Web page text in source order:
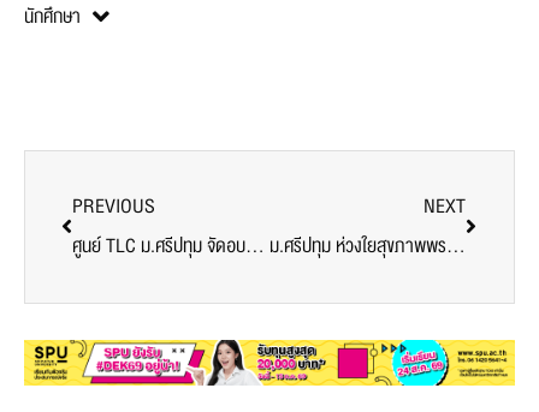
นักศึกษา
PREVIOUS
ศูนย์ TLC ม.ศรีปทุม จัดอบรมเชิงปฎิบัติการฯ มุ่งพัฒนาศักยภาพคณาจารย์ สู่ตำแหน่งทางวิชาการ
NEXT
ม.ศรีปทุม ห่วงใยสุขภาพพระภิกษุสงฆ์ ถวายหน้ากากป้องกันไวรัส COVID-19